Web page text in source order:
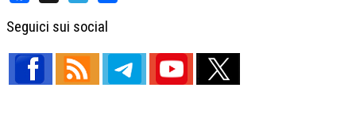
Seguici sui social